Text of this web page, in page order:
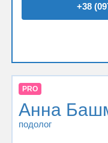
+38
PRO
Анна
подолог